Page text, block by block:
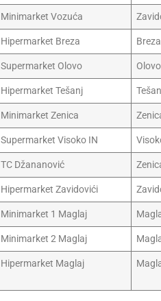
Minimarket Vozuća
Hipermarket Breza Breza
Supermarket Olovo Olovo
Hipermarket Tešanj
Minimarket Zenica
Supermarket Visoko IN
TC Džananović
Hipermarket Zavidovići
Minimarket 1 Maglaj
Minimarket 2 Maglaj
Hipermarket Maglaj